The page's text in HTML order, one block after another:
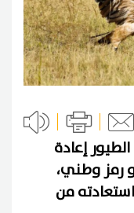
إعادة
رمز وطني،
من